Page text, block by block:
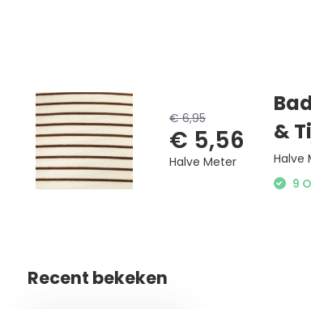
€ 6,95
€ 5,56
Halve Meter
&
Halve
9
Recent bekeken